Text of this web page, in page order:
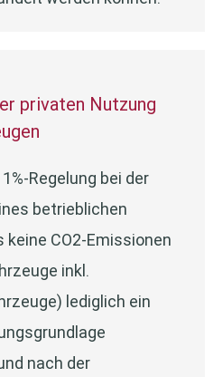
privaten Nutzung
Regelung bei der
betrieblichen
CO2-Emissionen
inkl.
lediglich ein
nach der